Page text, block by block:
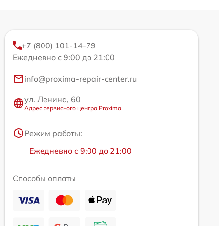
+7 (800) 101-14-79
Ежедневно с 9:00 до 21:00
info@proxima-repair-center.ru
ул. Ленина, 60
Адрес сервисного центра Proxima
Режим работы:
Ежедневно с 9:00 до 21:00
Способы оплаты